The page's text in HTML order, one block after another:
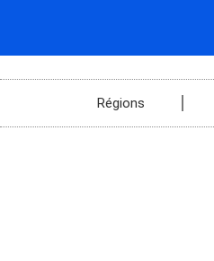
Régions